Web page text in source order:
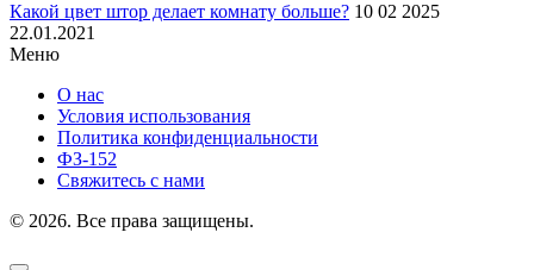
Какой цвет штор делает комнату больше? 10 02 2025
22.01.2021
Меню
О нас
Условия использования
Политика конфиденциальности
ФЗ-152
Свяжитесь с нами
© 2026. Все права защищены.